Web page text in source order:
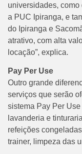
universidades,
a PUC Ipiranga, e
do Ipiranga e
atrativo, com alta
locação”, explica.
Pay Per Use
Outro grande
serviços que serão
sistema Pay Per
lavanderia e
refeições
trainer, limpeza das